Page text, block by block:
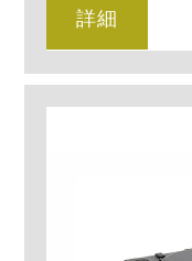
詳細